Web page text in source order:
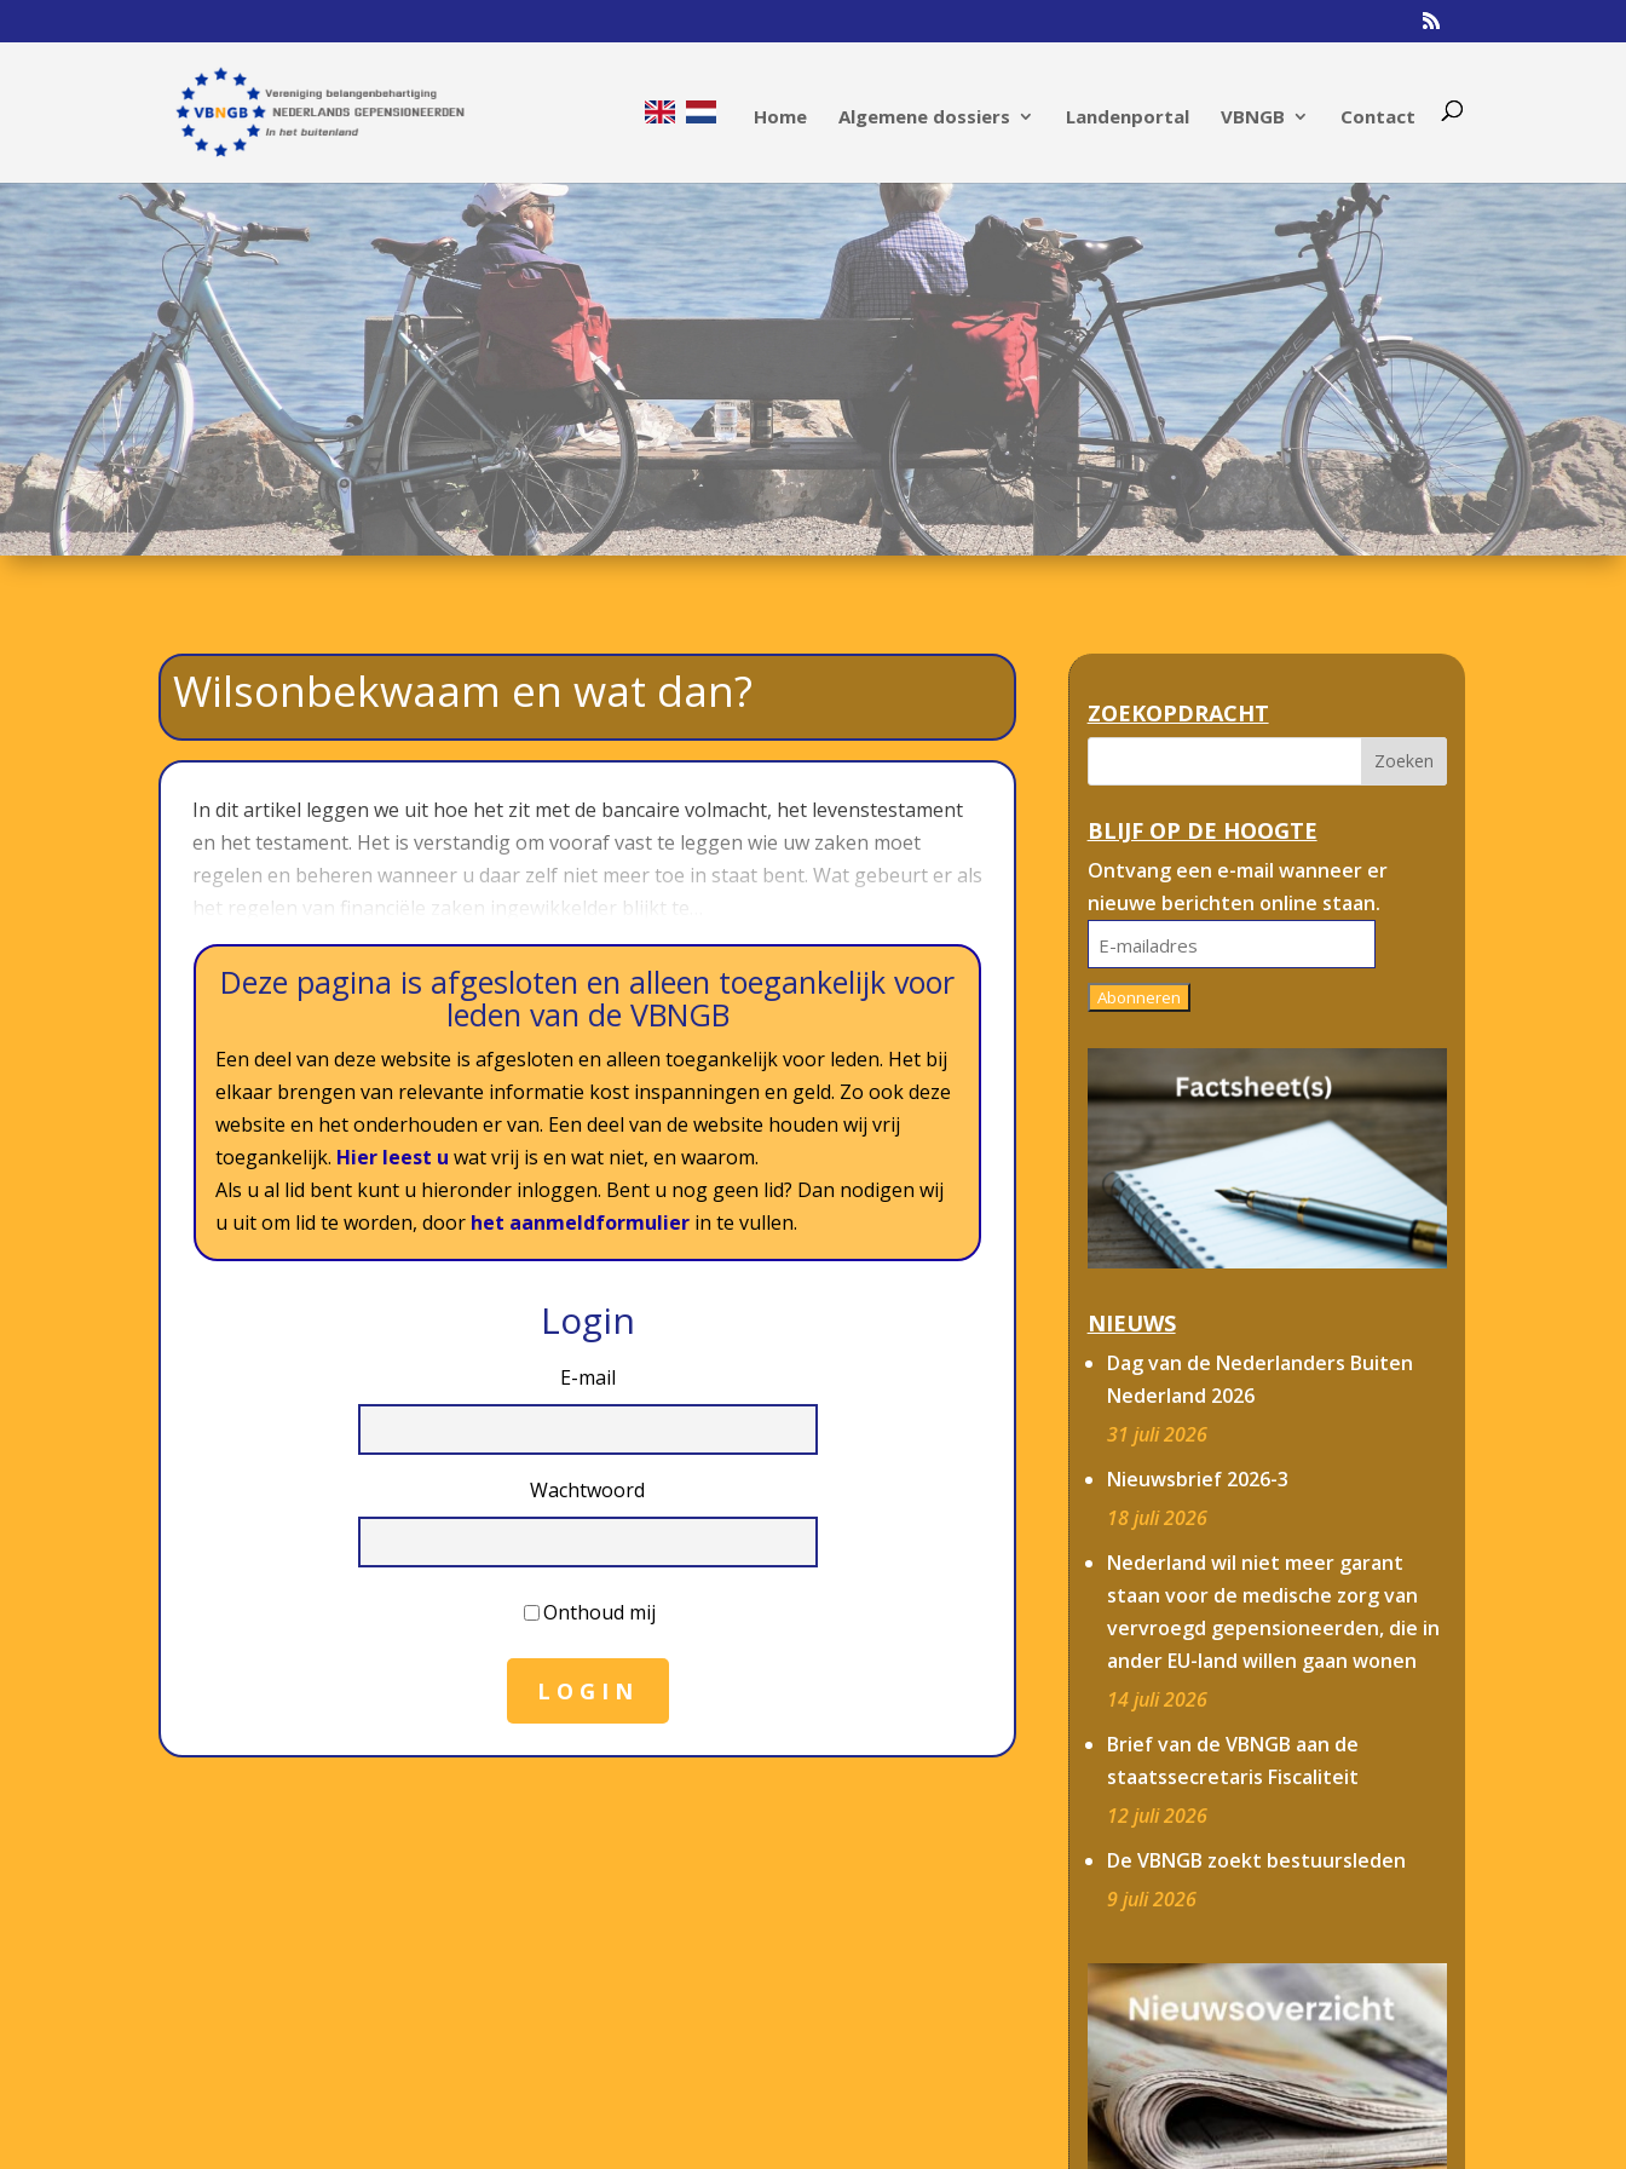
Home Algemene dossiers Landenportal VBNGB Contact
Wilsonbekwaam en wat dan?
In dit artikel leggen we uit hoe het zit met de bancaire volmacht, het levenstestament
en het testament. Het is verstandig om vooraf vast te leggen wie uw zaken moet
regelen en beheren wanneer u daar zelf niet meer toe in staat bent. Wat gebeurt er als
het regelen van financiële zaken ingewikkelder blijkt te…
Deze pagina is afgesloten en alleen toegankelijk voor
leden van de VBNGB
Een deel van deze website is afgesloten en alleen toegankelijk voor leden. Het bij
elkaar brengen van relevante informatie kost inspanningen en geld. Zo ook deze
website en het onderhouden er van. Een deel van de website houden wij vrij
toegankelijk. Hier leest u wat vrij is en wat niet, en waarom.
Als u al lid bent kunt u hieronder inloggen. Bent u nog geen lid? Dan nodigen wij
u uit om lid te worden, door het aanmeldformulier in te vullen.
Login
E-mail
Wachtwoord
Onthoud mij
LOGIN
ZOEKOPDRACHT
BLIJF OP DE HOOGTE
Ontvang een e-mail wanneer er
nieuwe berichten online staan.
E-
mailadres
Abonneren
NIEUWS
Dag van de Nederlanders Buiten
Nederland 2026
31 juli 2026
Nieuwsbrief 2026-3
18 juli 2026
Nederland wil niet meer garant
staan voor de medische zorg van
vervroegd gepensioneerden, die in
ander EU-land willen gaan wonen
14 juli 2026
Brief van de VBNGB aan de
staatssecretaris Fiscaliteit
12 juli 2026
De VBNGB zoekt bestuursleden
9 juli 2026